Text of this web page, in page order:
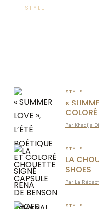
STYLE
STYLE
«
Par Khadija
STYLE
LA
SHOES
Par La
STYLE